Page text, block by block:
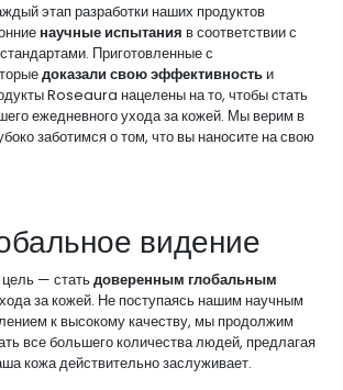
этап разработки наших продуктов
научные испытания в соответствии с
Приготовленные с
доказали свою эффективность и
Roseaura нацелены на то, чтобы стать
ежедневного ухода за кожей. Мы верим в
заботимся о том, что вы наносите на свою
видение
— статьдоверенным глобальным
за кожей. Не поступаясь нашим научным
к высокому качеству, мы продолжим
все большего количества людей, предлагая
кожа действительно заслуживает.